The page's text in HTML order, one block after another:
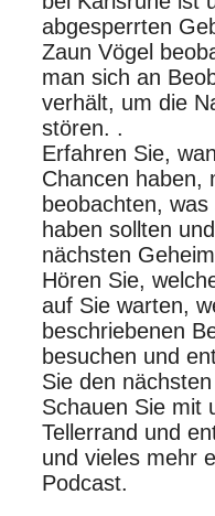
abgesperrten
Zaun Vögel
man sich an
verhält, um die
stören. .
Erfahren Sie,
Chancen haben,
beobachten,
haben sollten
nächsten
Hören Sie,
auf Sie warten,
beschriebenen
besuchen und
Sie den
Schauen Sie mit
Tellerrand und
und vieles mehr
Podcast.